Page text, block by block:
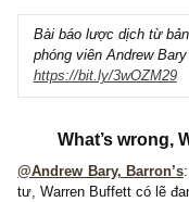
Giai đoạn gần đây
giữa 2020 đến nay,
Hoa Kỳ thậm chí còn
idiot).Tất nhiên những
ngôn gây sốc, và ngài
đó đủ để chúng tôi phì